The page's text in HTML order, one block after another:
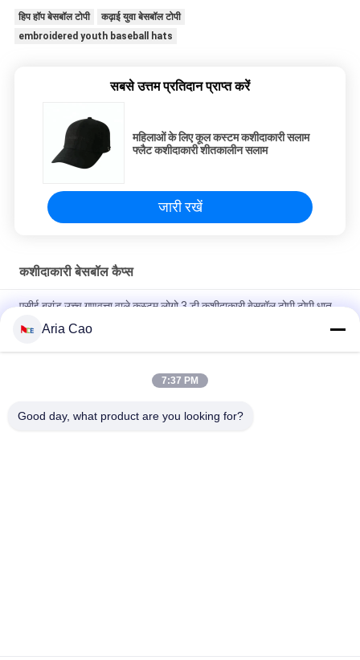
हिप हॉप बेसबॉल टोपी
कढ़ाई युवा बेसबॉल टोपी
embroidered youth baseball hats
सबसे उत्तम प्रतिदान प्राप्त करें
महिलाओं के लिए कूल कस्टम कशीदाकारी सलाम
फ्लैट कशीदाकारी शीतकालीन सलाम
जारी रखें
कशीदाकारी बेसबॉल कैप्स
एसीई ब्रांड उच्च गुणवत्ता वाले कस्टम लोगो 3 डी कशीदाकारी बेसबॉल टोपी टोपी धातु
100% पॉलिएस्टर 6 पैनल बेसबॉल कैप सॉलिड क्लासिकल सिक्स पैनल अनस्ट्रक्चर्ड
Aria Cao
7:37 PM
Good day, what product are you looking for?